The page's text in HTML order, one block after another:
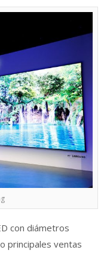
con diámetros
principales ventas